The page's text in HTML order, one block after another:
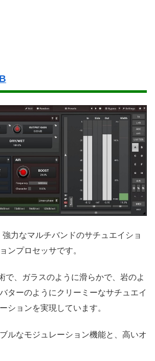
強力なマルチバンドのサチュエイショ
ンプロセッサです。
で、ガラスのように滑らかで、岩のよ
ターのようにクリーミーなサチュエイ
ションを実現しています。
ルなモジュレーション機能と、高いオ